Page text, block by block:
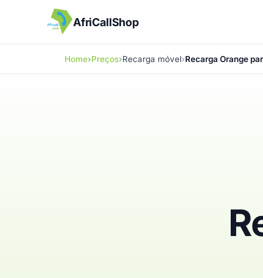
AfriCallShop
Home Preços Recarga móvel Recarga Orange